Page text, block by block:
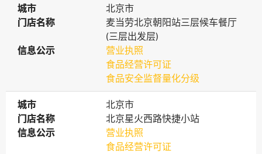
城市
城市
北京市
门店名称
门店名称
麦当劳北京朝阳站三层候车餐厅
(三层出发层)
信息公示
信息公示
营业执照
食品经营许可证
食品安全监督量化分级
城市
城市
北京市
门店名称
门店名称
北京星火西路快捷小站
信息公示
信息公示
营业执照
食品经营许可证